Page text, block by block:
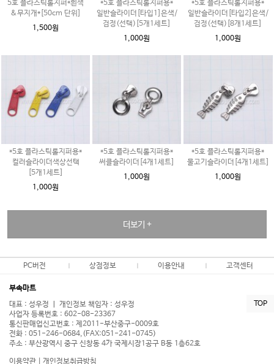
5호 플라스틱롤지퍼*흰색
&무지개*[50cm 단위]
1,500원
*5호 플라스틱롤지퍼용*
일반슬라이더[타입1]은색/
검정(선택)[5개1세트]
1,000원
*5호 플라스틱롤지퍼용*
일반슬라이더[타입2]은색/
검정(선택)[8개1세트]
1,000원
*5호 플라스틱롤지퍼용*
컬러슬라이더색상선택
[5개1세트]
1,000원
*5호 플라스틱롤지퍼용*
써클슬라이더[4개1세트]
1,000원
*5호 플라스틱롤지퍼용*
물고기슬라이더[4개1세트]
1,000원
더보기 +
PC버전 상점정보 이용안내 고객센터
부속마트
대표 : 성우정 ㅣ 개인정보 책임자 : 성우정
사업자 등록번호 : 602-08-23367
통신판매업신고번호 : 제2011-부산중구-0009호
전화 : 051-246-0684,(FAX:051-241-0745)
주소 : 부산광역시 중구 신창동 4가 국제시장1공구 B동 1층62호
이용약관 개인정보취급방침
TOP